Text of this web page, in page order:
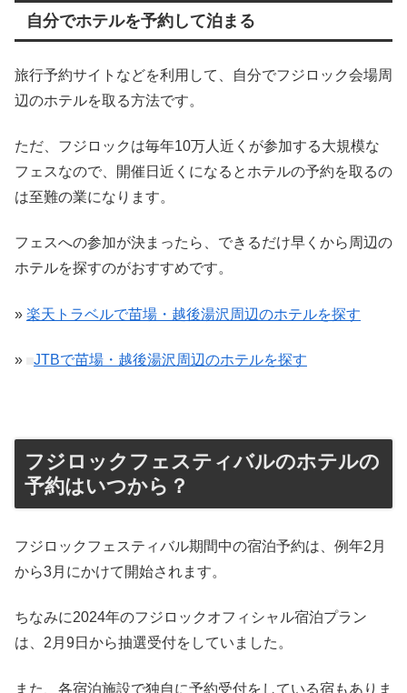
自分でホテルを予約して泊まる
旅行予約サイトなどを利用して、自分でフジロック会場周
辺のホテルを取る方法です。
ただ、フジロックは毎年10万人近くが参加する大規模な
フェスなので、開催日近くになるとホテルの予約を取るの
は至難の業になります。
フェスへの参加が決まったら、できるだけ早くから周辺の
ホテルを探すのがおすすめです。
» 楽天トラベルで苗場・越後湯沢周辺のホテルを探す
» JTBで苗場・越後湯沢周辺のホテルを探す
フジロックフェスティバルのホテルの
予約はいつから？
フジロックフェスティバル期間中の宿泊予約は、例年2月
から3月にかけて開始されます。
ちなみに2024年のフジロックオフィシャル宿泊プラン
は、2月9日から抽選受付をしていました。
また、各宿泊施設で独自に予約受付をしている宿もありま